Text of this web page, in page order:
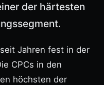
der härtesten
Jahren fest in der
CPCs in den
höchsten der